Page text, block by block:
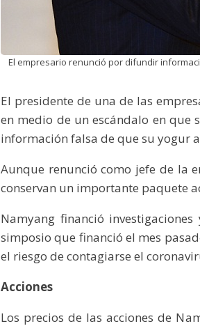
El empresario renunció por difundir
El presidente de una de las
en medio de un escándalo en
información falsa de que su yogur
Aunque renunció como jefe de la
conservan un importante paquete
Namyang financió
simposio que financió el mes
el riesgo de contagiarse el
Acciones
Los precios de las acciones de